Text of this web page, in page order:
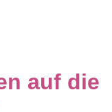
auf die